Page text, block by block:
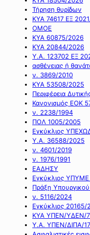
Τήρηση θυρίδων
ΚΥΑ 74617 ΕΞ
ΟΜΟΕ
ΚΥΑ 60875/2026
ΚΥΑ 20844/2026
Υ.Α. 123702 ΕΞ
ασθένειας ή
ν. 3869/2010
ΚΥΑ 53508/2025
Περιφέρεια
Κανονισμός ΕΟΚ
ν. 2238/1994
ΠΟΛ 1005/2005
Εγκύκλιος
Υ.Α. 36588/2025
ν. 4601/2019
ν. 1976/1991
ΕΑΔΗΣΥ
Εγκύκλιος
Πράξη
ν. 5116/2024
Εγκύκλιος 20165/
ΚΥΑ ΥΠΕΝ/ΥΔΕΝ/
Υ.Α. ΥΠΕΝ/ΔΙΠΑ/